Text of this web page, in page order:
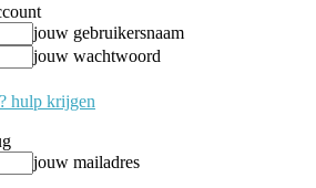
jouw gebruikersnaam
jouw wachtwoord
hulp krijgen
jouw mailadres